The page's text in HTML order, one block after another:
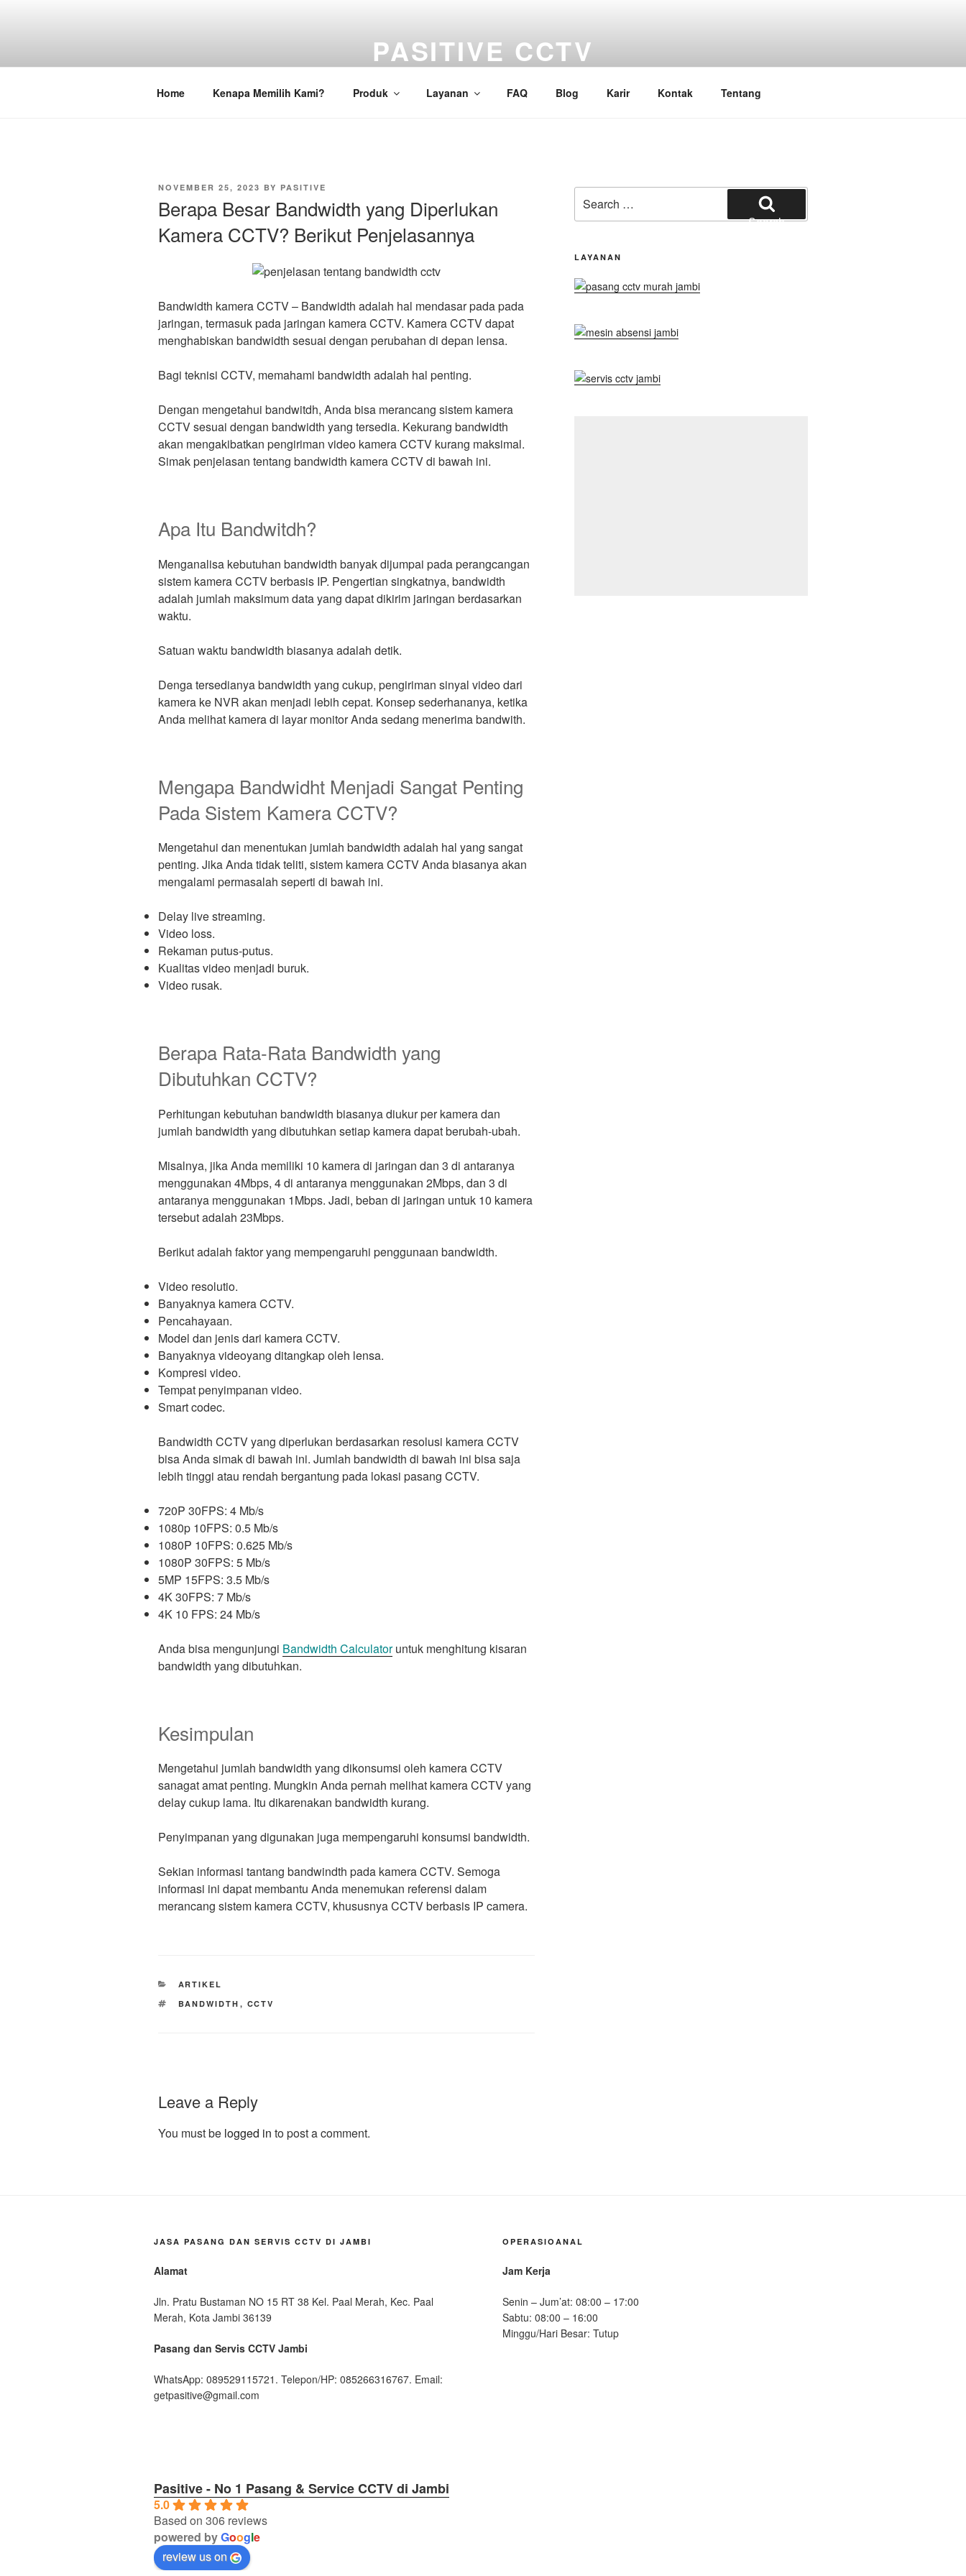
PASITIVE CCTV
Home Kenapa Memilih Kami? Produk Layanan FAQ Blog Karir Kontak Tentang
POSTED
NOVEMBER 25, 2023 BY PASITIVE
Berapa Besar Bandwidth yang Diperlukan
Kamera CCTV? Berikut Penjelasannya
Bandwidth kamera CCTV – Bandwidth adalah hal mendasar pada pada
jaringan, termasuk pada jaringan kamera CCTV. Kamera CCTV dapat
menghabiskan bandwidth sesuai dengan perubahan di depan lensa.
Bagi teknisi CCTV, memahami bandwidth adalah hal penting.
Dengan mengetahui bandwitdh, Anda bisa merancang sistem kamera
CCTV sesuai dengan bandwidth yang tersedia. Kekurang bandwidth
akan mengakibatkan pengiriman video kamera CCTV kurang maksimal.
Simak penjelasan tentang bandwidth kamera CCTV di bawah ini.
Apa Itu Bandwitdh?
Menganalisa kebutuhan bandwidth banyak dijumpai pada perangcangan
sistem kamera CCTV berbasis IP. Pengertian singkatnya, bandwidth
adalah jumlah maksimum data yang dapat dikirim jaringan berdasarkan
waktu.
Satuan waktu bandwidth biasanya adalah detik.
Denga tersedianya bandwidth yang cukup, pengiriman sinyal video dari
kamera ke NVR akan menjadi lebih cepat. Konsep sederhananya, ketika
Anda melihat kamera di layar monitor Anda sedang menerima bandwith.
Mengapa Bandwidht Menjadi Sangat Penting
Pada Sistem Kamera CCTV?
Mengetahui dan menentukan jumlah bandwidth adalah hal yang sangat
penting. Jika Anda tidak teliti, sistem kamera CCTV Anda biasanya akan
mengalami permasalah seperti di bawah ini.
Delay live streaming.
Video loss.
Rekaman putus-putus.
Kualitas video menjadi buruk.
Video rusak.
Berapa Rata-Rata Bandwidth yang
Dibutuhkan CCTV?
Perhitungan kebutuhan bandwidth biasanya diukur per kamera dan
jumlah bandwidth yang dibutuhkan setiap kamera dapat berubah-ubah.
Misalnya, jika Anda memiliki 10 kamera di jaringan dan 3 di antaranya
menggunakan 4Mbps, 4 di antaranya menggunakan 2Mbps, dan 3 di
antaranya menggunakan 1Mbps. Jadi, beban di jaringan untuk 10 kamera
tersebut adalah 23Mbps.
Berikut adalah faktor yang mempengaruhi penggunaan bandwidth.
Video resolutio.
Banyaknya kamera CCTV.
Pencahayaan.
Model dan jenis dari kamera CCTV.
Banyaknya videoyang ditangkap oleh lensa.
Kompresi video.
Tempat penyimpanan video.
Smart codec.
Bandwidth CCTV yang diperlukan berdasarkan resolusi kamera CCTV
bisa Anda simak di bawah ini. Jumlah bandwidth di bawah ini bisa saja
lebih tinggi atau rendah bergantung pada lokasi pasang CCTV.
720P 30FPS: 4 Mb/s
1080p 10FPS: 0.5 Mb/s
1080P 10FPS: 0.625 Mb/s
1080P 30FPS: 5 Mb/s
5MP 15FPS: 3.5 Mb/s
4K 30FPS: 7 Mb/s
4K 10 FPS: 24 Mb/s
Anda bisa mengunjungi Bandwidth Calculatoruntuk menghitung kisaran
bandwidth yang dibutuhkan.
Kesimpulan
Mengetahui jumlah bandwidth yang dikonsumsi oleh kamera CCTV
sanagat amat penting. Mungkin Anda pernah melihat kamera CCTV yang
delay cukup lama. Itu dikarenakan bandwidth kurang.
Penyimpanan yang digunakan juga mempengaruhi konsumsi bandwidth.
Sekian informasi tantang bandwindth pada kamera CCTV. Semoga
informasi ini dapat membantu Anda menemukan referensi dalam
merancang sistem kamera CCTV, khususnya CCTV berbasis IP camera.
CATEGORIES
ARTIKEL
TAGS
BANDWIDTH , CCTV
Leave a Reply
You must be logged in to post a comment.
for:
Search
LAYANAN
JASA PASANG DAN SERVIS CCTV DI JAMBI
Alamat
Jln. Pratu Bustaman NO 15 RT 38 Kel. Paal Merah, Kec. Paal
Merah, Kota Jambi 36139
Pasang dan Servis CCTV Jambi
WhatsApp: 089529115721. Telepon/HP: 085266316767. Email:
getpasitive@gmail.com
Pasitive - No 1 Pasang & Service CCTV di Jambi
5.0
Based on 306 reviews
powered byGoogle
review us on
OPERASIOANAL
Jam Kerja
Senin – Jum’at: 08:00 – 17:00
Sabtu: 08:00 – 16:00
Minggu/Hari Besar: Tutup